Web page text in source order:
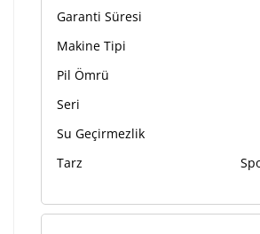
Garanti Süresi
Makine Tipi
Pil Ömrü
Seri
Su Geçirmezlik
Tarz